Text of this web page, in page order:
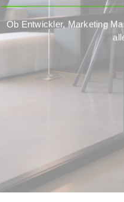
Ob Entwickler, Marketing